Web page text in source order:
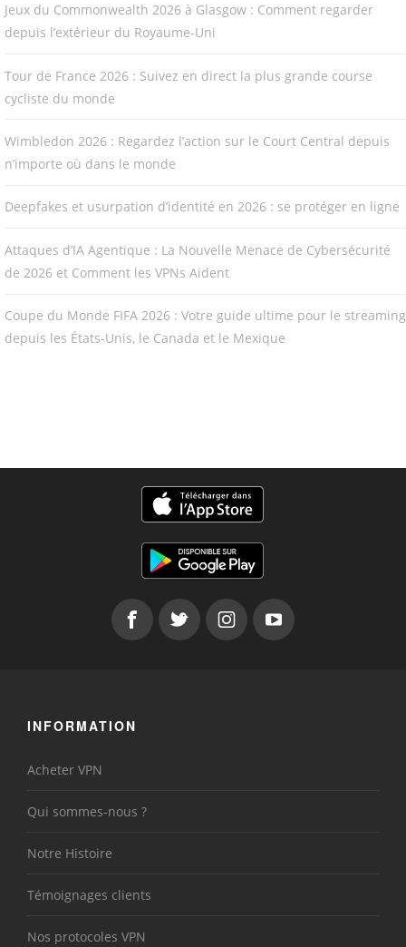
Jeux du Commonwealth 2026 à Glasgow : Comment regarder
depuis l’extérieur du Royaume-Uni
Tour de France 2026 : Suivez en direct la plus grande course
cycliste du monde
Wimbledon 2026 : Regardez l’action sur le Court Central depuis
n’importe où dans le monde
Deepfakes et usurpation d’identité en 2026 : se protéger en ligne
Attaques d’IA Agentique : La Nouvelle Menace de Cybersécurité
de 2026 et Comment les VPNs Aident
Coupe du Monde FIFA 2026 : Votre guide ultime pour le streaming
depuis les États-Unis, le Canada et le Mexique
INFORMATION
Acheter VPN
Qui sommes-nous ?
Notre Histoire
Témoignages clients
Nos protocoles VPN